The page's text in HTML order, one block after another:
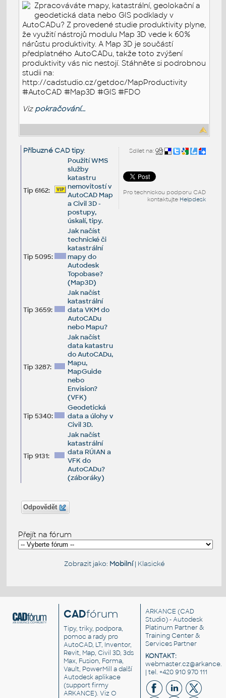
Zpracováváte mapy, katastrální, geolokační a
geodetická data nebo GIS podklady v
AutoCADu? Z provedené studie produktivity plyne,
že využití nástrojů modulu Map 3D vede k 60%
nárůstu produktivity. A Map 3D je součástí
předplatného AutoCADu, takže toto zvýšení
produktivity vás nic nestojí. Stáhněte si podrobnou
studii na:
http://cadstudio.cz/getdoc/MapProductivity
#AutoCAD #Map3D #GIS #FDO
Viz pokračování...
Sdílet na:
Pro technickou podporu CAD
kontaktujte Helpdesk
Příbuzné CAD tipy:
Tip 6162:
Použití WMS
služby
katastru
nemovitostí v
AutoCAD Map
a Civil 3D -
postupy,
úskalí, tipy.
Tip 5095:
Jak načíst
technické či
katastrální
mapy do
Autodesk
Topobase?
(Map3D)
Tip 3659:
Jak načíst
katastrální
data VKM do
AutoCADu
nebo Mapu?
Tip 3287:
Jak načíst
data katastru
do AutoCADu,
Mapu,
MapGuide
nebo
Envision?
(VFK)
Tip 5340:
Geodetická
data a úlohy v
Civil 3D.
Tip 9131:
Jak načíst
katastrální
data RÚIAN a
VFK do
AutoCADu?
(záboráky)
Odpovědět
Přejít na fórum
Zobrazit jako: Mobilní| Klasické
CADfórum
Tipy, triky, podpora,
pomoc a rady pro
AutoCAD, LT, Inventor,
Revit, Map, Civil 3D, 3ds
Max, Fusion, Forma,
Vault, PowerMill a další
Autodesk aplikace
(support firmy
ARKANCE). VizO
ARKANCE (CAD
Studio) - Autodesk
Platinum Partner &
Training Center &
Services Partner
KONTAKT:
| tel. +420 910 970 111